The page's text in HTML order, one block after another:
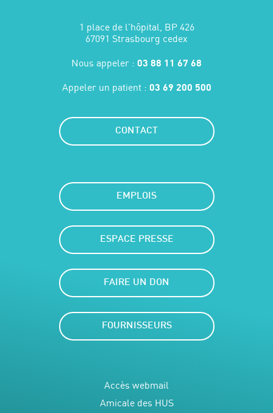
1 place de l'hôpital, BP 426
67091 Strasbourg cedex
Nous appeler : 03 88 11 67 68
Appeler un patient : 03 69 200 500
CONTACT
EMPLOIS
ESPACE PRESSE
FAIRE UN DON
FOURNISSEURS
Accès webmail
Amicale des HUS